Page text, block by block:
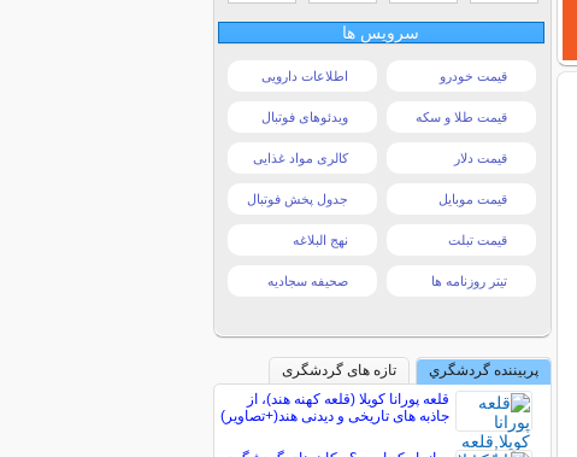
سرویس ها
قیمت خودرو اطلاعات دارویی
قیمت طلا و سکه ویدئوهای فوتبال
قیمت دلار کالری مواد غذایی
قیمت موبایل جدول پخش فوتبال
قیمت تبلت نهج البلاغه
تیتر روزنامه ها صحیفه سجادیه
پربیننده گردشگري
تازه های گردشگری
قلعه پورانا کویلا (قلعه کهنه هند)، از
جاذبه های تاریخی و دیدنی هند(+تصاویر)